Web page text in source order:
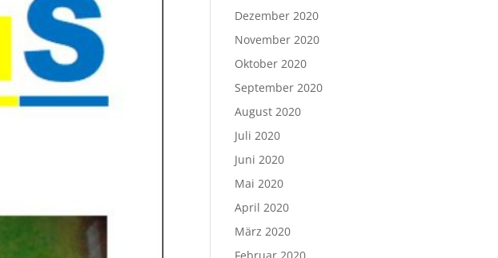
Dezember 2020
November 2020
Oktober 2020
September 2020
August 2020
Juli 2020
Juni 2020
Mai 2020
April 2020
März 2020